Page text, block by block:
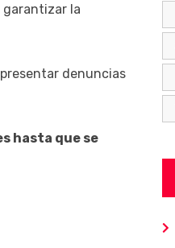
la
denuncias
hasta que se